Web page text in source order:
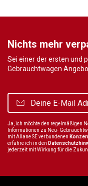
Nichts mehr
Sei einer der ersten und
Gebrauchtwagen
Ja, ich möchte den regelmäßigen
Informationen zu Neu-
mit Allane SE verbundenen
erfahre ich in den
jederzeit mit Wirkung für die